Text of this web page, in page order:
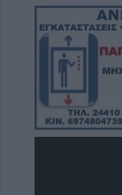
7 Αυγούστου 2026,
Το Σάββατο 8
Μάχης Νίκου
7 Αυγούστου 2026,
Κύπελλο
του 2ου
του
Το Σάββατο 8